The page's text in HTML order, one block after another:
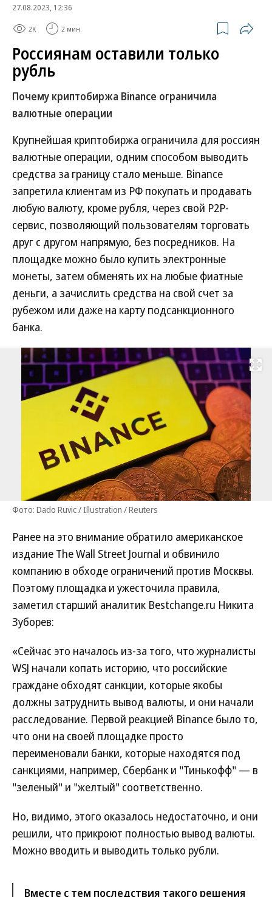
27.08.2023, 12:36
2K 2 мин.
Россиянам оставили только
рубль
Почему криптобиржа Binance ограничила
валютные операции
Крупнейшая криптобиржа ограничила для россиян
валютные операции, одним способом выводить
средства за границу стало меньше. Binance
запретила клиентам из РФ покупать и продавать
любую валюту, кроме рубля, через свой P2P-
сервис, позволяющий пользователям торговать
друг с другом напрямую, без посредников. На
площадке можно было купить электронные
монеты, затем обменять их на любые фиатные
деньги, а зачислить средства на свой счет за
рубежом или даже на карту подсанкционного
банка.
Развернуть
Фото: Dado Ruvic / Illustration / Reuters
Ранее на это внимание обратило американское
издание The Wall Street Journal и обвинило
компанию в обходе ограничений против Москвы.
Поэтому площадка и ужесточила правила,
заметил старший аналитик Bestchange.ru Никита
Зуборев:
«Сейчас это началось из-за того, что журналисты
WSJ начали копать историю, что российские
граждане обходят санкции, которые якобы
должны затруднить вывод валюты, и они начали
расследование. Первой реакцией Binance было то,
что они на своей площадке просто
переименовали банки, которые находятся под
санкциями, например, Сбербанк и "Тинькофф" — в
"зеленый" и "желтый" соответственно.
Но, видимо, этого оказалось недостаточно, и они
решили, что прикроют полностью вывод валюты.
Можно вводить и выводить только рубли.
Вместе с тем последствия такого решения